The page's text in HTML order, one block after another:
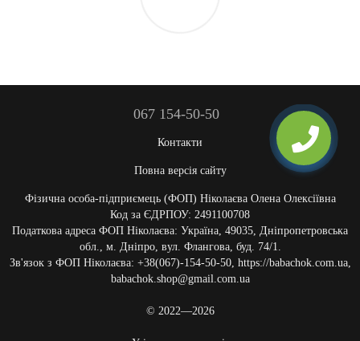
067 154-50-50
Контакти
Повна версія сайту
Фізична особа-підприємець (ФОП) Ніколаєва Олена Олексіївна
Код за ЄДРПОУ: 2491100708
Податкова адреса ФОП Ніколаєва: Україна, 49035, Дніпропетровська
обл., м. Дніпро, вул. Флангова, буд. 74/1.
Зв'язок з ФОП Ніколаєва: +38(067)-154-50-50, https://babachok.com.ua,
babachok.shop@gmail.com.ua
© 2022—2026